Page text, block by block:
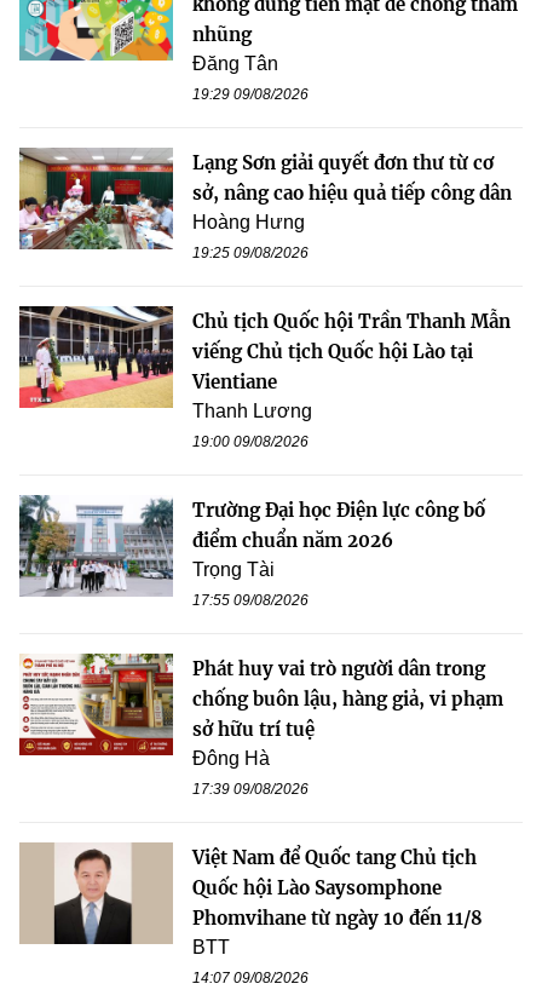
nhũng
Đăng Tân
19:29 09/08/2026
Lạng Sơn giải quyết đơn thư từ cơ
sở, nâng cao hiệu quả tiếp công dân
Hoàng Hưng
19:25 09/08/2026
Chủ tịch Quốc hội Trần Thanh Mẫn
viếng Chủ tịch Quốc hội Lào tại
Vientiane
Thanh Lương
19:00 09/08/2026
Trường Đại học Điện lực công bố
điểm chuẩn năm 2026
Trọng Tài
17:55 09/08/2026
Phát huy vai trò người dân trong
chống buôn lậu, hàng giả, vi phạm
sở hữu trí tuệ
Đông Hà
17:39 09/08/2026
Việt Nam để Quốc tang Chủ tịch
Quốc hội Lào Saysomphone
Phomvihane từ ngày 10 đến 11/8
BTT
14:07 09/08/2026